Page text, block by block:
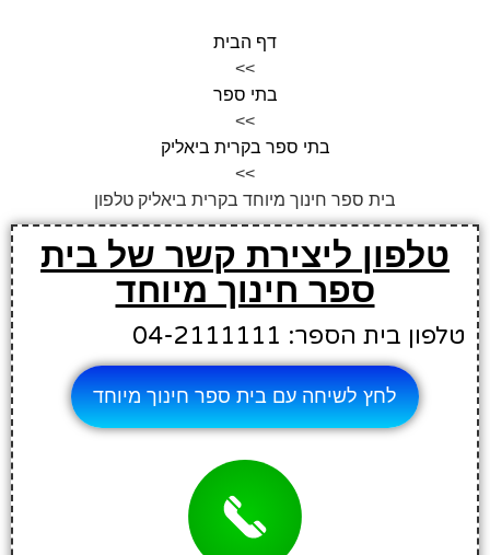
דף הבית
>>
בתי ספר
>>
בתי ספר בקרית ביאליק
>>
בית ספר חינוך מיוחד בקרית ביאליק טלפון
טלפון ליצירת קשר של בית
ספר חינוך מיוחד
טלפון בית הספר: 04-2111111
לחץ לשיחה עם בית ספר חינוך מיוחד